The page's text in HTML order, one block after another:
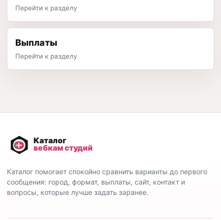
Перейти к разделу
Выплаты
Перейти к разделу
Каталог помогает спокойно сравнить варианты до первого
сообщения: город, формат, выплаты, сайт, контакт и
вопросы, которые лучше задать заранее.